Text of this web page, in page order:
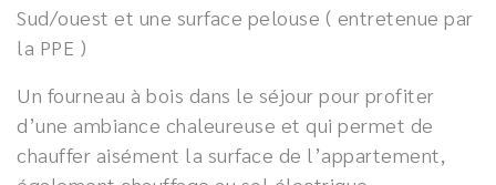
Sud/ouest et une surface pelouse ( entretenue par
la PPE )
Un fourneau à bois dans le séjour pour profiter
d’une ambiance chaleureuse et qui permet de
chauffer aisément la surface de l’appartement,